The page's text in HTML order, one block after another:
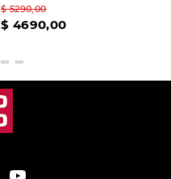
$ 5290,00
$ 4690,00